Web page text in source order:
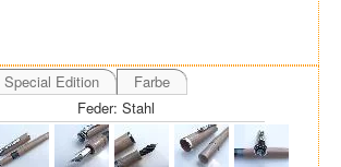
Special Edition
Farbe
Feder: Stahl